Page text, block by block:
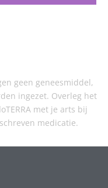
geen geneesmiddel,
ingezet. Overleg het
met je arts bij
medicatie.